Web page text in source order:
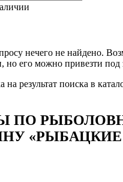
нечего не найдено.
но его можно привезти под
на результат поиска в
ПО